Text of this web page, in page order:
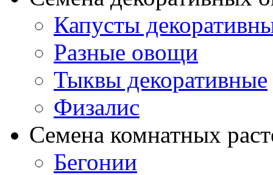
Капусты
Разные овощи
Тыквы декоративные
Физалис
Семена комнатных
Бегонии